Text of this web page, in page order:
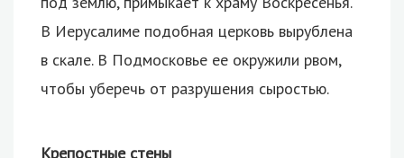
В Иерусалиме подобная церковь вырублена
в скале. В Подмосковье ее окружили рвом,
чтобы уберечь от разрушения сыростью.
Крепостные стены